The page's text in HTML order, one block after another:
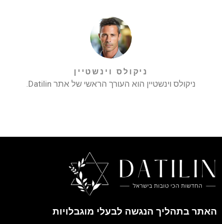
ניקולס וינשטיין
ניקולס וינשטיין הוא העורך הראשי של אתר Datilin.
האתר בתהליך הנגשה לבעלי מוגבלויות